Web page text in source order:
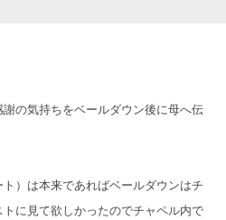
の気持ちをベールダウン後に母へ伝
）は本来であればベールダウンはチ
に見て欲しかったのでチャペル内で